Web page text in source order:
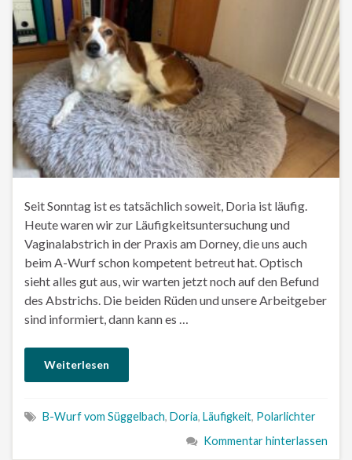
Seit Sonntag ist es tatsächlich soweit, Doria ist läufig.
Heute waren wir zur Läufigkeitsuntersuchung und
Vaginalabstrich in der Praxis am Dorney, die uns auch
beim A-Wurf schon kompetent betreut hat. Optisch
sieht alles gut aus, wir warten jetzt noch auf den Befund
des Abstrichs. Die beiden Rüden und unsere Arbeitgeber
sind informiert, dann kann es …
Weiterlesen
B-Wurf vom Süggelbach, Doria, Läufigkeit, Polarlichter
Kommentar hinterlassen